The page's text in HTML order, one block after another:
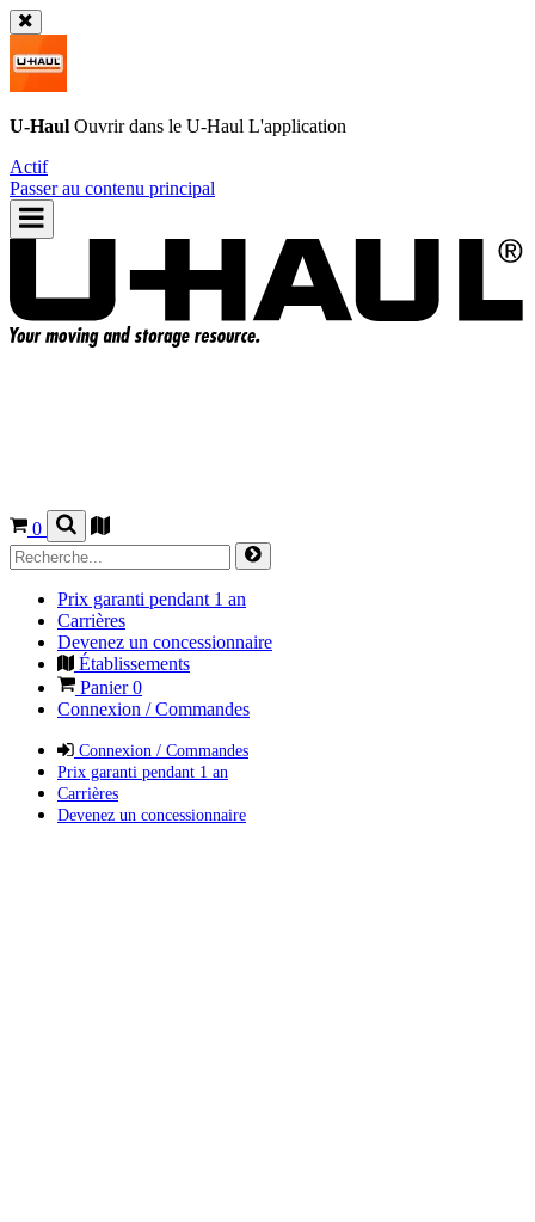
U-Haul Ouvrir dans le U-Haul L'application
Actif
Passer au contenu principal
0
Prix garanti pendant 1 an
Carrières
Devenez un concessionnaire
Établissements
Panier0
Connexion / Commandes
Connexion / Commandes
Prix garanti pendant 1 an
Carrières
Devenez un concessionnaire